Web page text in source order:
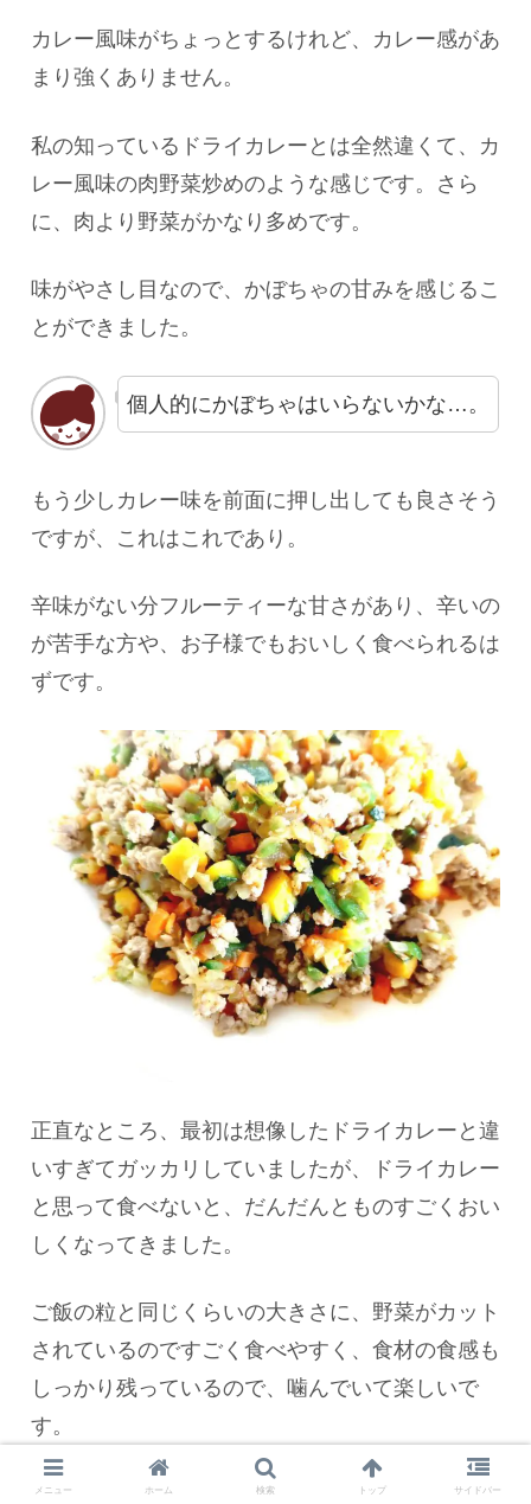
カレー風味がちょっとするけれど、カレー感があ
まり強くありません。
私の知っているドライカレーとは全然違くて、カ
レー風味の肉野菜炒めのような感じです。さら
に、肉より野菜がかなり多めです。
味がやさし目なので、かぼちゃの甘みを感じるこ
とができました。
個人的にかぼちゃはいらないかな…。
もう少しカレー味を前面に押し出しても良さそう
ですが、これはこれであり。
辛味がない分フルーティーな甘さがあり、辛いの
が苦手な方や、お子様でもおいしく食べられるは
ずです。
正直なところ、最初は想像したドライカレーと違
いすぎてガッカリしていましたが、ドライカレー
と思って食べないと、だんだんとものすごくおい
しくなってきました。
ご飯の粒と同じくらいの大きさに、野菜がカット
されているのですごく食べやすく、食材の食感も
しっかり残っているので、噛んでいて楽しいで
す。
メニュー ホーム 検索 トップ サイドバー